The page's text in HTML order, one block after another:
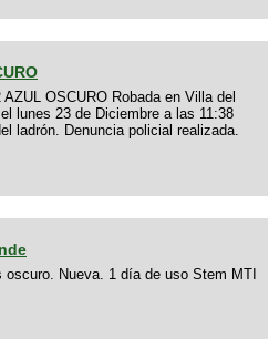
OSCURO Robada en Villa del
lunes 23 de Diciembre a las 11:38
ladrón. Denuncia policial realizada.
oscuro. Nueva. 1 día de uso Stem MTI